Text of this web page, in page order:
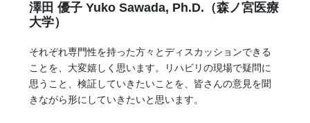
澤田 優子 Yuko Sawada, Ph.D.（森ノ宮医療
大学）
それぞれ専門性を持った方々とディスカッションできる
ことを、大変嬉しく思います。リハビリの現場で疑問に
思うこと、検証していきたいことを、皆さんの意見を聞
きながら形にしていきたいと思います。